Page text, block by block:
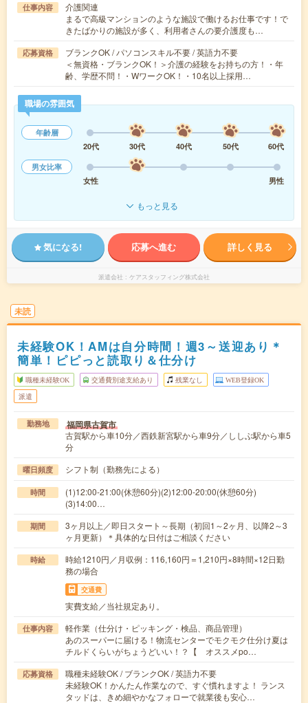
仕事内容
介護関連
まるで高級マンションのような施設で働けるお仕事です！で
きたばかりの施設が多く、利用者さんの要介護度も…
応募資格
ブランクOK / パソコンスキル不要 / 英語力不要
＜無資格・ブランクOK！＞介護の経験をお持ちの方！・年
齢、学歴不問！・WワークOK！・10名以上採用…
職場の雰囲気
年齢層
20代
30代 40代 50代
60代
男女比率
女性
男性
もっと見る
気になる! 応募へ進む 詳しく見る
派遣会社 ケアスタッフィング株式会社
未読
未経験OK！AMは自分時間！週3～送迎あり＊
簡単！ピピっと読取り＆仕分け
職種未経験OK 交通費別途支給あり 残業なし WEB登録OK
派遣
勤務地 福岡県古賀市
古賀駅から車10分／西鉄新宮駅から車9分／ししぶ駅から車5
分
曜日頻度 シフト制（勤務先による）
時間
(1)12:00-21:00(休憩60分)(2)12:00-20:00(休憩60分)
(3)14:00…
期間
3ヶ月以上／即日スタート～長期（初回1～2ヶ月、以降2～3
ヶ月更新）＊具体的な日付はご相談ください
時給
時給1210円／月収例：116,160円＝1,210円×8時間×12日勤
務の場合
交通費
実費支給／当社規定あり。
仕事内容
軽作業（仕分け・ピッキング・検品、商品管理）
あのスーパーに届ける！物流センターでモクモク仕分け夏は
チルドくらいがちょうどいい！？【 オススメpo…
応募資格
職種未経験OK / ブランクOK / 英語力不要
未経験OK！かんたん作業なので、すぐ慣れますよ！ ランス
タッドは、きめ細やかなフォローで就業後も安心…